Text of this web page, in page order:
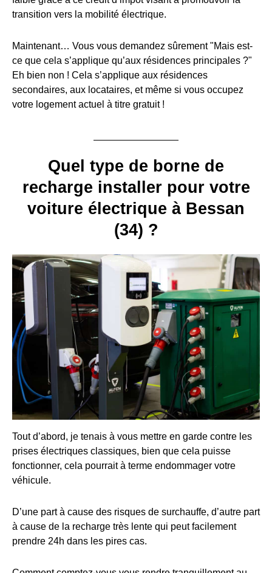
transition vers la mobilité électrique.
Maintenant… Vous vous demandez sûrement "Mais est-
ce que cela s’applique qu’aux résidences principales ?"
Eh bien non ! Cela s’applique aux résidences
secondaires, aux locataires, et même si vous occupez
votre logement actuel à titre gratuit !
Quel type de borne de
recharge installer pour votre
voiture électrique à Bessan
(34) ?
Tout d’abord, je tenais à vous mettre en garde contre les
prises électriques classiques, bien que cela puisse
fonctionner, cela pourrait à terme endommager votre
véhicule.
D’une part à cause des risques de surchauffe, d’autre part
à cause de la recharge très lente qui peut facilement
prendre 24h dans les pires cas.